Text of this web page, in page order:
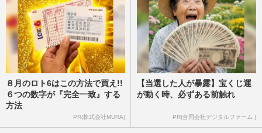
８月のロト6はこの方法で買え!!
６つの数字が『完全一致』する
方法
PR(株式会社MURA)
【当選した人が暴露】宝くじ運
が動く時、必ずある前触れ
PR(合同会社デジタルファーム )